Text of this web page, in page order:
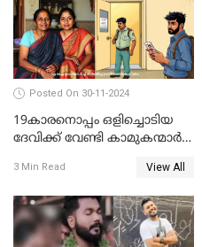
Posted On 30-11-2024
19കാരനൊപ്പം ഒളിച്ചൊടിയ
ദേവിക്ക് വേണ്ടി കാമുകന്മാർ
സംഭവിച്ചത്
3 Min Read View All